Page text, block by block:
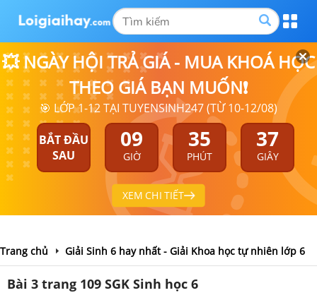
💥 NGÀY HỘI TRẢ GIÁ - MUA KHOÁ HỌC
THEO GIÁ BẠN MUỐN❗
🎯 LỚP 1-12 TẠI TUYENSINH247 (TỪ 10-12/08)
BẮT ĐẦU
SAU
09
GIỜ
35
PHÚT
37
GIÂY
XEM CHI TIẾT
Trang chủ Giải Sinh 6 hay nhất - Giải Khoa học tự nhiên lớp 6
Bài 3 trang 109 SGK Sinh học 6